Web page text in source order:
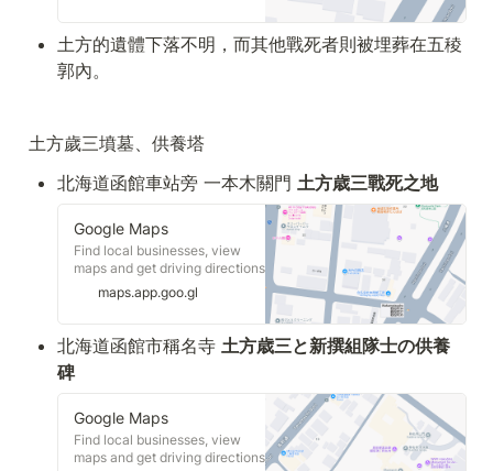
土方的遺體下落不明，而其他戰死者則被埋葬在五稜
郭內。
土方歲三墳墓、供養塔
北海道函館車站旁 一本木關門 土方歳三戰死之地
Google Maps
Find local businesses, view
maps and get driving directions
maps.app.goo.gl
北海道函館市稱名寺 土方歳三と新撰組隊士の供養
碑
Google Maps
Find local businesses, view
maps and get driving directions